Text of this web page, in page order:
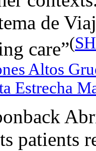
de
care”(
Altos
Estrecha
patients